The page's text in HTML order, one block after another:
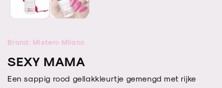
SEXY MAMA
Een sappig rood gellakkleurtje gemengd met rijke
modal
Brand: Mistero Milano